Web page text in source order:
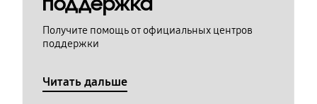
Получите помощь от официальных центров
поддержки
Читать дальше